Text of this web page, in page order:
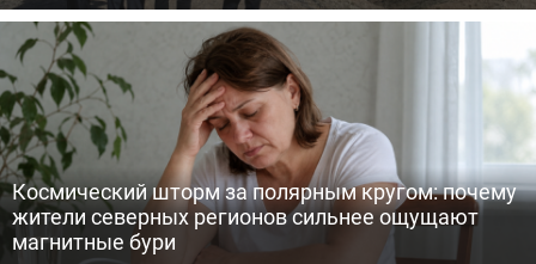
Космический шторм за полярным кругом: почему
жители северных регионов сильнее ощущают
магнитные бури